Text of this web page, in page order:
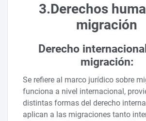
3.Derechos
migración
Derecho
migración:
Se refiere al marco jurídico sobre
funciona a nivel internacional,
distintas formas del derecho
aplican a las migraciones tanto